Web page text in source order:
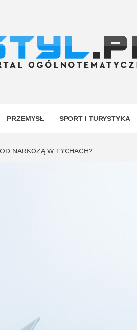
PRZEMYSŁ SPORT I TURYSTYKA
NARKOZĄ W TYCHACH?